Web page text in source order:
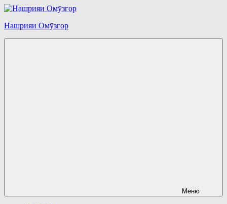
Перейти
содержимому
Нашрияи Омӯзгор
Меню